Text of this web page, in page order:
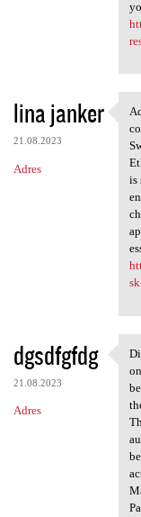
lina janker
21.08.2023
Adres
is
dgsdfgfdg
21.08.2023
Adres